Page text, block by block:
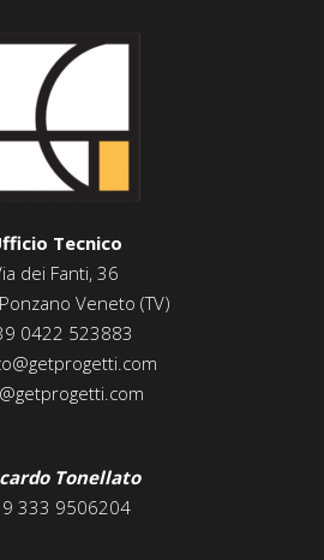
Tecnico
dei Fanti, 36
Veneto (TV)
0422 523883
Tonellato
333 9506204